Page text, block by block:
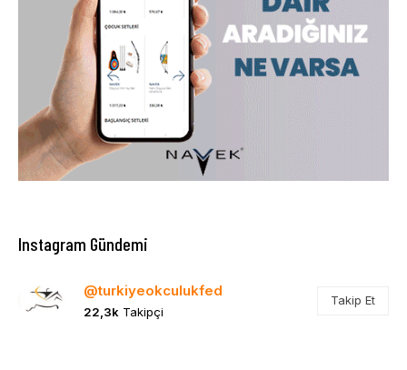
Instagram Gündemi
@turkiyeokculukfed
22,3k Takipçi
Takip Et